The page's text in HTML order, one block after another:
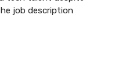
job description